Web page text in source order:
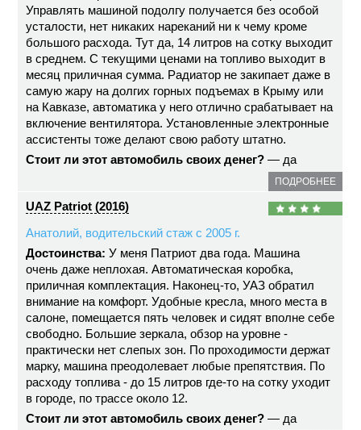
Управлять машиной подолгу получается без особой
усталости, нет никаких нареканий ни к чему кроме
большого расхода. Тут да, 14 литров на сотку выходит
в среднем. С текущими ценами на топливо выходит в
месяц приличная сумма. Радиатор не закипает даже в
самую жару на долгих горных подъемах в Крыму или
на Кавказе, автоматика у него отлично срабатывает на
включение вентилятора. Установленные электронные
ассистенты тоже делают свою работу штатно.
Стоит ли этот автомобиль своих денег? — да
ПОДРОБНЕЕ
UAZ Patriot (2016)
Анатолий, водительский стаж с 2005 г.
Достоинства: У меня Патриот два года. Машина
очень даже неплохая. Автоматическая коробка,
приличная комплектация. Наконец-то, УАЗ обратил
внимание на комфорт. Удобные кресла, много места в
салоне, помещается пять человек и сидят вполне себе
свободно. Большие зеркала, обзор на уровне -
практически нет слепых зон. По проходимости держат
марку, машина преодолевает любые препятствия. По
расходу топлива - до 15 литров где-то на сотку уходит
в городе, по трассе около 12.
Стоит ли этот автомобиль своих денег? — да